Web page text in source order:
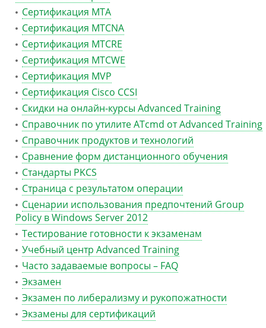
Сертификация MTA
Сертификация MTCNA
Сертификация MTCRE
Сертификация MTCWE
Сертификация MVP
Сертификация Сisco CCSI
Скидки на онлайн-курсы Advanced Training
Справочник по утилите ATcmd от Advanced Training
Справочник продуктов и технологий
Сравнение форм дистанционного обучения
Стандарты PKCS
Страница с результатом операции
Сценарии использования предпочтений Group
Policy в Windows Server 2012
Тестирование готовности к экзаменам
Учебный центр Advanced Training
Часто задаваемые вопросы – FAQ
Экзамен
Экзамен по либерализму и рукопожатности
Экзамены для сертификаций